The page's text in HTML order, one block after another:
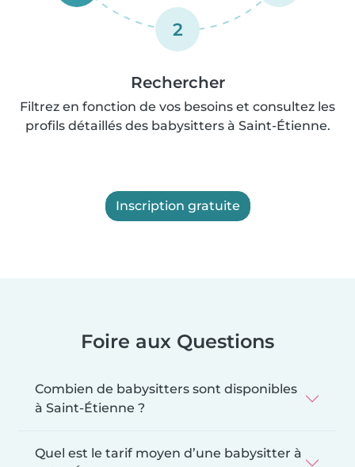
2
Rechercher
Filtrez en fonction de vos besoins et consultez les
profils détaillés des babysitters à Saint-Étienne.
Inscription gratuite
Foire aux Questions
Combien de babysitters sont disponibles
à Saint-Étienne ?
Quel est le tarif moyen d’une babysitter à